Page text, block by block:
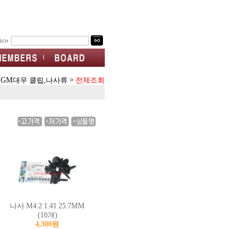
GM대우 클립,나사류 > 전체조회
나사 M4.2 1.41 25.7MM
(10개)
4,300원